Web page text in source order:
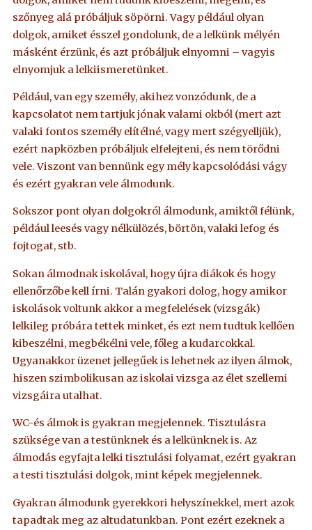
szőnyeg alá próbáljuk söpörni. Vagy például olyan
dolgok, amiket ésszel gondolunk, de a lelkünk mélyén
másként érzünk, és azt próbáljuk elnyomni – vagyis
elnyomjuk a lelkiismeretünket.
Például, van egy személy, akihez vonzódunk, de a
kapcsolatot nem tartjuk jónak valami okból (mert azt
valaki fontos személy elítélné, vagy mert szégyelljük),
ezért napközben próbáljuk elfelejteni, és nem törődni
vele. Viszont van bennünk egy mély kapcsolódási vágy
és ezért gyakran vele álmodunk.
Sokszor pont olyan dolgokról álmodunk, amiktől félünk,
például leesés vagy nélkülözés, börtön, valaki lefog és
fojtogat, stb.
Sokan álmodnak iskolával, hogy újra diákok és hogy
ellenőrzőbe kell írni. Talán gyakori dolog, hogy amikor
iskolások voltunk akkor a megfelelések (vizsgák)
lelkileg próbára tettek minket, és ezt nem tudtuk kellően
kibeszélni, megbékélni vele, főleg a kudarcokkal.
Ugyanakkor üzenet jellegűek is lehetnek az ilyen álmok,
hiszen szimbolikusan az iskolai vizsga az élet szellemi
vizsgáira utalhat.
WC-és álmok is gyakran megjelennek. Tisztulásra
szüksége van a testünknek és a lelkünknek is. Az
álmodás egyfajta lelki tisztulási folyamat, ezért gyakran
a testi tisztulási dolgok, mint képek megjelennek.
Gyakran álmodunk gyerekkori helyszínekkel, mert azok
tapadtak meg az altudatunkban. Pont ezért ezeknek a